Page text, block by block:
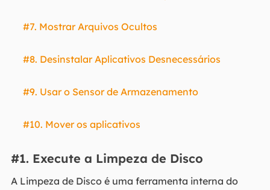
#7. Mostrar Arquivos Ocultos
#8. Desinstalar Aplicativos Desnecessários
#9. Usar o Sensor de Armazenamento
#10. Mover os aplicativos
#1. Execute a Limpeza de Disco
A Limpeza de Disco é uma ferramenta interna do